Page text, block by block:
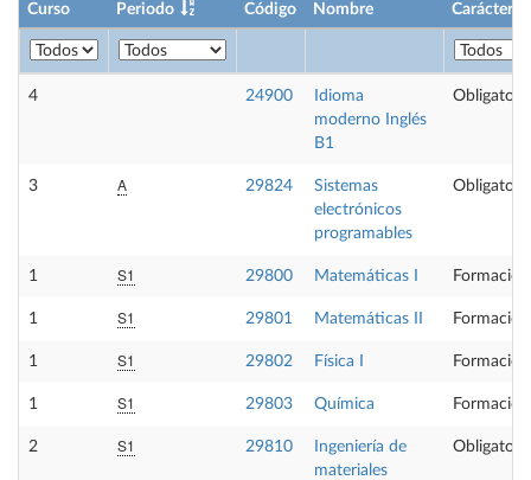
Curso Periodo Código Nombre Carácter
4 24900
Idioma
moderno Inglés
B1
Obligatoria
3 A 29824
Sistemas
electrónicos
programables
Obligatoria
1 S1 29800 Matemáticas I
1 S1 29801 Matemáticas II
1 S1 29802 Física I
1 S1 29803 Química
2 S1 29810
Ingeniería de
materiales
Obligatoria